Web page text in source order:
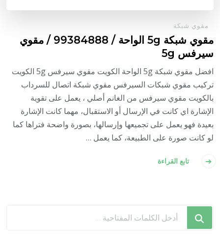
مقوي شبكة
مقوي شبكة 5g الواحة / 99384888 / مقوي
سيرفس 5g
افضل مقوي شبكة 5g الواحة الكويت مقوي سيرفس 5g الكويت
تركيب مقوي شبكات السيرفس مقوي شبكة اتصال للسرداب
بالكويت مقوي سيرفس من الغانم أصلي ، يعمل على تقوية
الإشارة اي كانت في الإرسال أو الاستقبال، مهما كانت الإشارة
بعيدة فهو يعمل على تجميعها وإرسالها، بصورة واضحة فتراها كما
لو كانت صورة على الطبيعة، كما يعمل …
تابع القراءة
تبحث